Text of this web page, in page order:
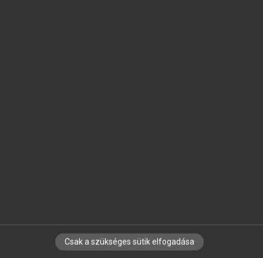
IRATKOZZ FEL HÍRLEVELÜNKRE!
Csak a szükséges sütik elfogadása